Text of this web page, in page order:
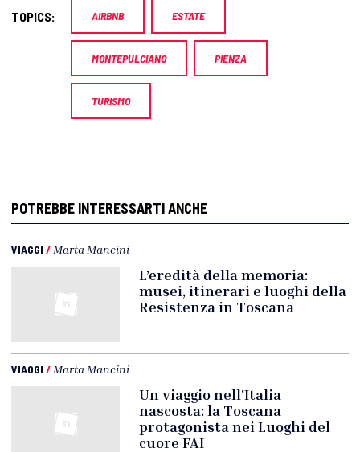
TOPICS: AIRBNB ESTATE
MONTEPULCIANO PIENZA
TURISMO
POTREBBE INTERESSARTI ANCHE
VIAGGI / Marta Mancini
L’eredità della memoria:
musei, itinerari e luoghi della
Resistenza in Toscana
VIAGGI / Marta Mancini
Un viaggio nell'Italia
nascosta: la Toscana
protagonista nei Luoghi del
cuore FAI